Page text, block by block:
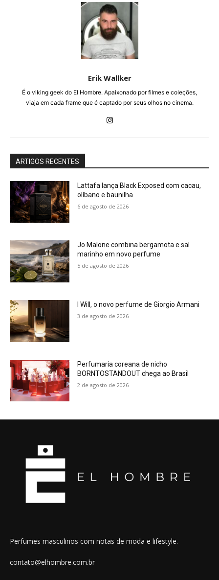
Erik Wallker
É o viking geek do El Hombre. Apaixonado por filmes e coleções,
viaja em cada frame que é captado por seus olhos no cinema.
ARTIGOS RECENTES
Lattafa lança Black Exposed com cacau,
olíbano e baunilha
6 de agosto de 2026
Jo Malone combina bergamota e sal
marinho em novo perfume
5 de agosto de 2026
I Will, o novo perfume de Giorgio Armani
3 de agosto de 2026
Perfumaria coreana de nicho
BORNTOSTANDOUT chega ao Brasil
2 de agosto de 2026
Perfumes masculinos com notas de moda e lifestyle.
contato@elhombre.com.br